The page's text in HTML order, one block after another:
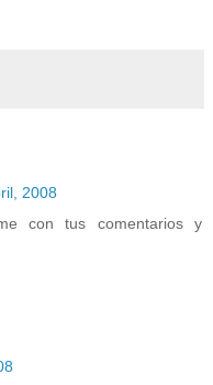
2008
con tus comentarios y